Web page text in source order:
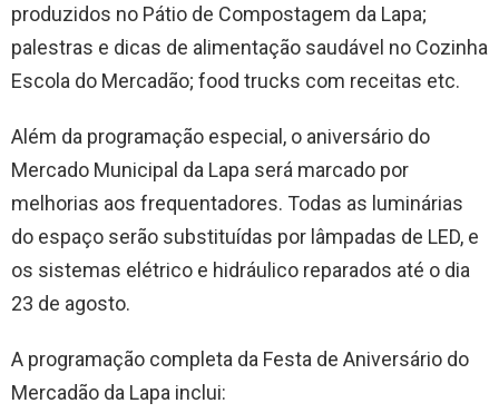
produzidos no Pátio de Compostagem da Lapa;
palestras e dicas de alimentação saudável no Cozinha
Escola do Mercadão; food trucks com receitas etc.
Além da programação especial, o aniversário do
Mercado Municipal da Lapa será marcado por
melhorias aos frequentadores. Todas as luminárias
do espaço serão substituídas por lâmpadas de LED, e
os sistemas elétrico e hidráulico reparados até o dia
23 de agosto.
A programação completa da Festa de Aniversário do
Mercadão da Lapa inclui: